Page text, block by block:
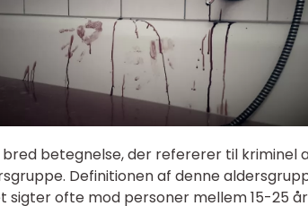
betegnelse, der refererer til
Definitionen af denne
sigter ofte mod personer mellem 15-25